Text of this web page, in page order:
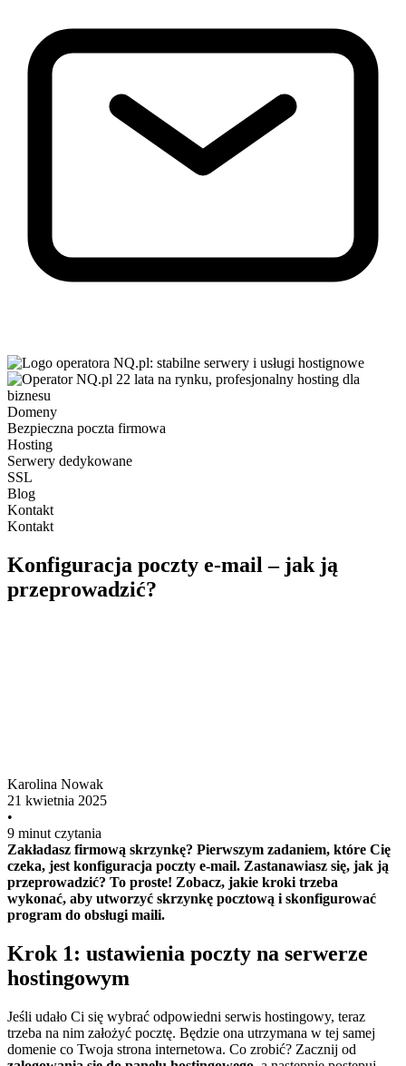
Domeny
Bezpieczna poczta firmowa
Hosting
Serwery dedykowane
SSL
Blog
Kontakt
Kontakt
Konfiguracja poczty e-mail – jak ją
przeprowadzić?
Karolina Nowak
21 kwietnia 2025
•
9 minut czytania
Zakładasz firmową skrzynkę? Pierwszym zadaniem, które Cię
czeka, jest konfiguracja poczty e-mail. Zastanawiasz się, jak ją
przeprowadzić? To proste! Zobacz, jakie kroki trzeba
wykonać, aby utworzyć skrzynkę pocztową i skonfigurować
program do obsługi maili.
Krok 1: ustawienia poczty na serwerze
hostingowym
Jeśli udało Ci się wybrać odpowiedni serwis hostingowy, teraz
trzeba na nim założyć pocztę. Będzie ona utrzymana w tej samej
domenie co Twoja strona internetowa. Co zrobić? Zacznij od